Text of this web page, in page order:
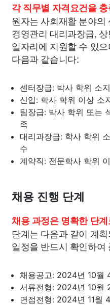
각 직무별 자격요건을
원자는 사회재활 분야의
경영관리 대리과장급,
일자리에 지원할 수 있
다음과 같습니다:
센터장급: 박사 학위 소
신입: 학사 학위 이상 소
팀장급: 박사 학위 또는
족
대리과장급: 학사 학위
수
계약직: 전문학사 학위
채용 진행 단계
채용 과정은 명확한 단
단계는 다음과 같이 계
일정을 반드시 확인하여
채용공고: 2024년 10월
서류전형: 2024년 10월
면접전형: 2024년 11월